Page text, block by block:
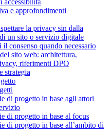
accessibilità
e approfondimenti
la privacy sin dalla
un sito o servizio digitale
consenso quando necessario
sito web: architettura,
riferimenti DPO
strategia
di progetto in base agli attori
di progetto in base al focus
di progetto in base all’ambito di